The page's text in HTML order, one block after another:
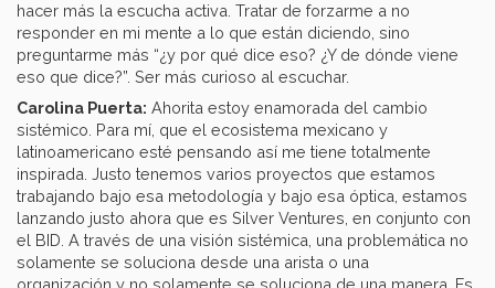
hacer más la escucha activa. Tratar de forzarme a no
responder en mi mente a lo que están diciendo, sino
preguntarme más “¿y por qué dice eso? ¿Y de dónde viene
eso que dice?”. Ser más curioso al escuchar.
Carolina Puerta: Ahorita estoy enamorada del cambio
sistémico. Para mí, que el ecosistema mexicano y
latinoamericano esté pensando así me tiene totalmente
inspirada. Justo tenemos varios proyectos que estamos
trabajando bajo esa metodología y bajo esa óptica, estamos
lanzando justo ahora que es Silver Ventures, en conjunto con
el BID. A través de una visión sistémica, una problemática no
solamente se soluciona desde una arista o una